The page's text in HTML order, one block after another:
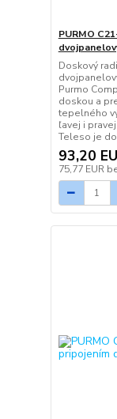
PURMO
Doskový
Purmo
doskou a
tepelného
ľavej i
Teleso je
93,20
75,77 EUR